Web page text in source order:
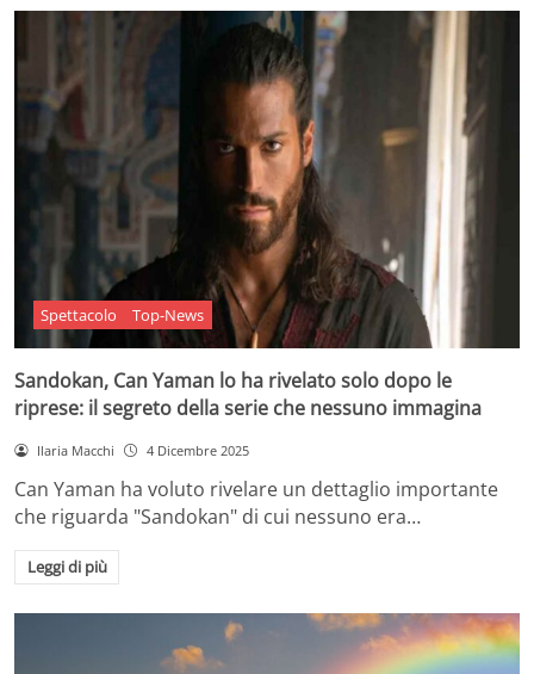
Spettacolo Top-News
Sandokan, Can Yaman lo ha rivelato solo dopo le
riprese: il segreto della serie che nessuno immagina
Ilaria Macchi 4 Dicembre 2025
Can Yaman ha voluto rivelare un dettaglio importante
che riguarda "Sandokan" di cui nessuno era…
Leggi di più